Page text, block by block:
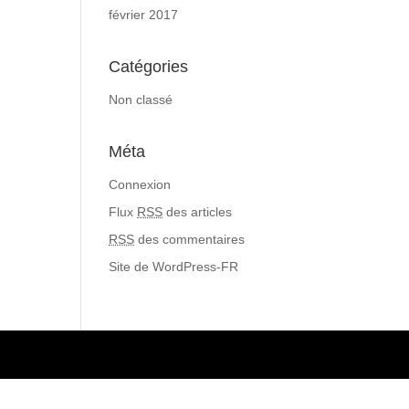
février 2017
Catégories
Non classé
Méta
Connexion
Flux RSS des articles
RSS des commentaires
Site de WordPress-FR